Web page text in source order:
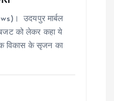
उदयपुर मार्बल
को लेकर कहा ये
विकास के सृजन का